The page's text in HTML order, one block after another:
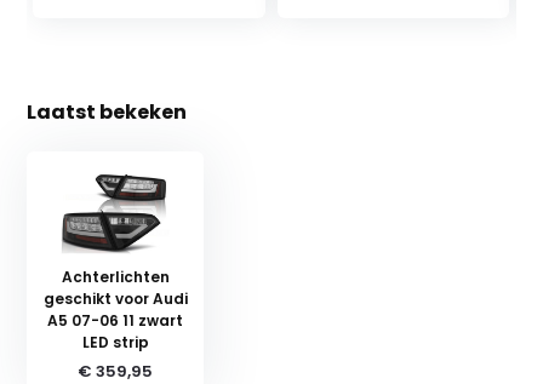
Laatst bekeken
Achterlichten
geschikt voor Audi
A5 07-06 11 zwart
LED strip
€ 359,95